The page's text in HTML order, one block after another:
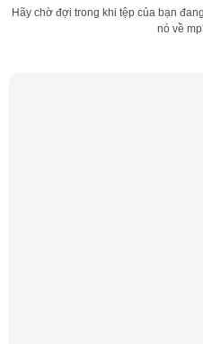
Hãy chờ đợi trong khi tệp của bạn
nó về